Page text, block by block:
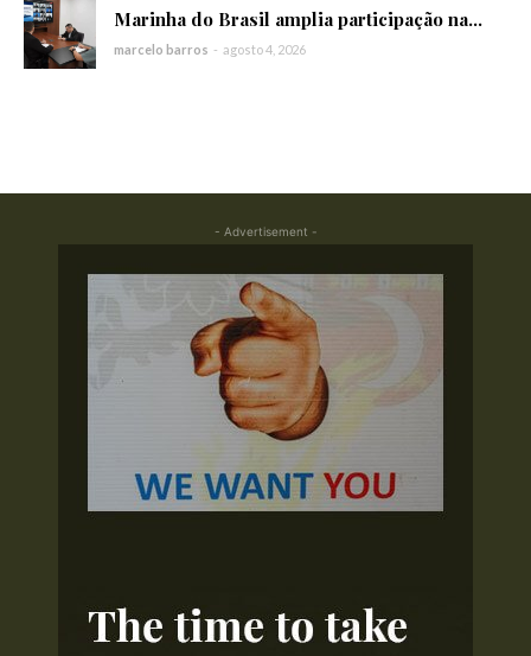
Marinha do Brasil amplia participação na...
marcelo barros - agosto 4, 2026
- Advertisement -